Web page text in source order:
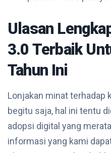
Ulasan
3.0 Terbaik
Tahun Ini
Lonjakan minat terhadap
begitu saja, hal ini tentu
adopsi digital yang
informasi yang kami